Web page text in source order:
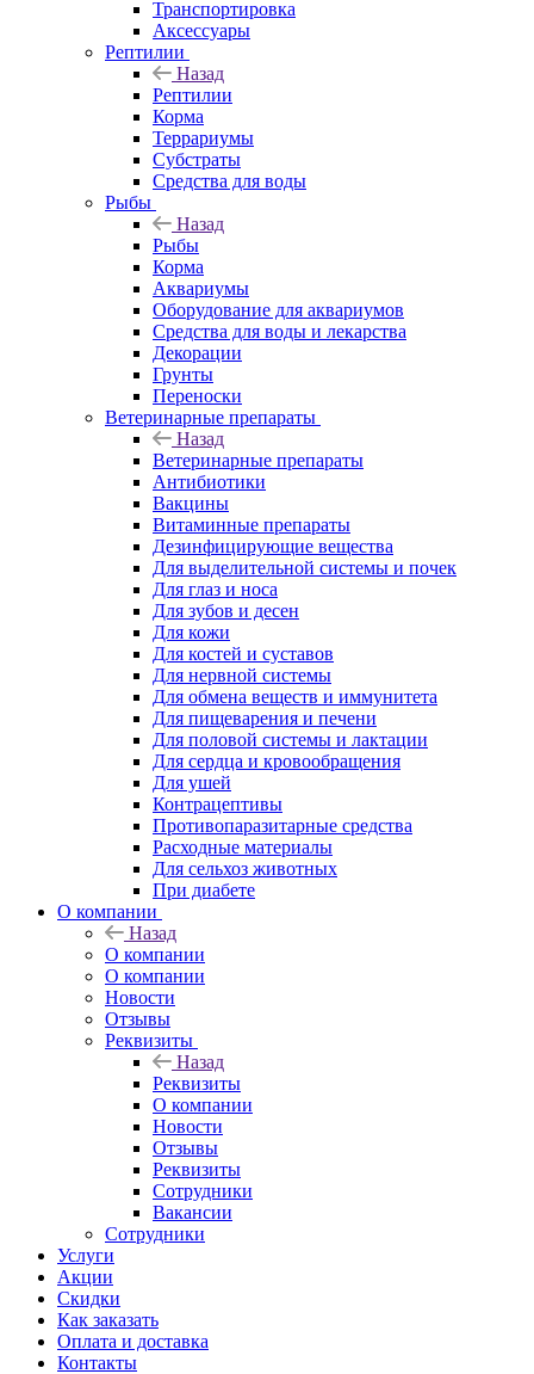
Транспортировка
Аксессуары
Рептилии
Назад
Рептилии
Корма
Террариумы
Субстраты
Средства для воды
Рыбы
Назад
Рыбы
Корма
Аквариумы
Оборудование для аквариумов
Средства для воды и лекарства
Декорации
Грунты
Переноски
Ветеринарные препараты
Назад
Ветеринарные препараты
Антибиотики
Вакцины
Витаминные препараты
Дезинфицирующие вещества
Для выделительной системы и почек
Для глаз и носа
Для зубов и десен
Для кожи
Для костей и суставов
Для нервной системы
Для обмена веществ и иммунитета
Для пищеварения и печени
Для половой системы и лактации
Для сердца и кровообращения
Для ушей
Контрацептивы
Противопаразитарные средства
Расходные материалы
Для сельхоз животных
При диабете
О компании
Назад
О компании
О компании
Новости
Отзывы
Реквизиты
Назад
Реквизиты
О компании
Новости
Отзывы
Реквизиты
Сотрудники
Вакансии
Сотрудники
Услуги
Акции
Скидки
Как заказать
Оплата и доставка
Контакты